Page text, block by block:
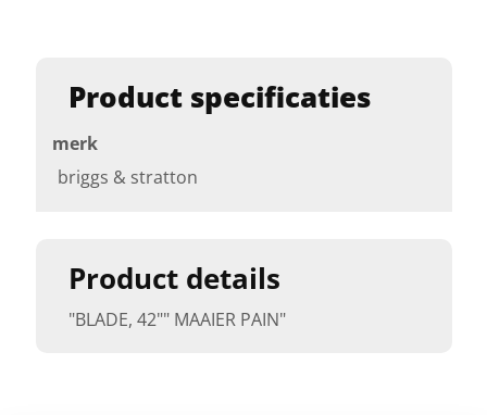
Product details
"BLADE, 42"" MAAIER PAIN"
Product specificaties
merk
briggs & stratton